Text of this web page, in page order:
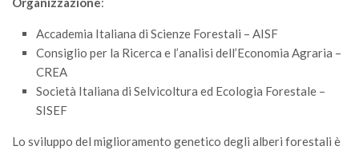
GdL Modellistica Forestale
GdL Selvicoltura
GdL Ecologia del Suolo
GdL Pianificazione Forestale
GdL Geomatica Forestale
GdL Filiera del legno
Accademia Italiana di Scienze Forestali – AISF
Consiglio per la Ricerca e l’analisi dell’Economia Agraria –
CREA
Società Italiana di Selvicoltura ed Ecologia Forestale –
SISEF
Lo sviluppo del miglioramento genetico degli alberi forestali è